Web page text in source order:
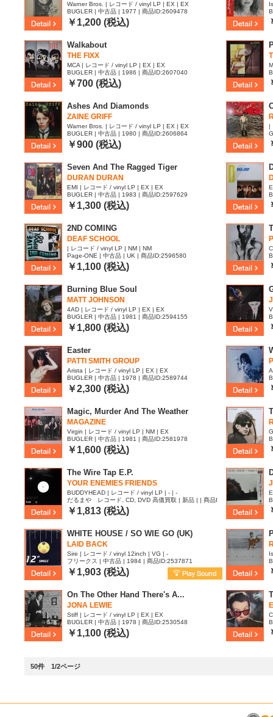
Warner Bros. | レコード / vinyl LP | EX | EX
BUGLER | 中古品 | 1977 | 商品ID:2609478
￥1,200 (税込)
Walkabout
THE FIXX
MCA | レコード / vinyl LP | EX | EX
BUGLER | 中古品 | 1986 | 商品ID:2607040
￥700 (税込)
Ashes And Diamonds
ZAINE GRIFF
Warner Bros. | レコード / vinyl LP | EX | EX
BUGLER | 中古品 | 1980 | 商品ID:2606864
￥900 (税込)
|
|
Seven And The Ragged Tiger
DURAN DURAN
EMI | レコード / vinyl LP | EX | EX
BUGLER | 中古品 | 1983 | 商品ID:2597629
￥1,300 (税込)
2ND COMING
DEAF SCHOOL
| レコード / vinyl LP | NM | NM
Page-ONE | 中古品 | UK | 商品ID:2596580
￥1,100 (税込)
Burning Blue Soul
MATT JOHNSON
4AD | レコード / vinyl LP | EX | EX
BUGLER | 中古品 | 1981 | 商品ID:2594155
￥1,800 (税込)
Easter
PATTI SMITH GROUP
Arista | レコード / vinyl LP | EX | EX
BUGLER | 中古品 | 1978 | 商品ID:2589744
￥2,300 (税込)
Magic, Murder And The Weather
MAGAZINE
Virgin | レコード / vinyl LP | NM | EX
BUGLER | 中古品 | 1981 | 商品ID:2581978
￥1,600 (税込)
The Wire Tap E.P.
YOUR ENEMIES FRIENDS
BUDDYHEAD | レコード / vinyl LP | - | -
だるまや レコード, CD, DVD 高価買取 | 新品 | | 商品I
D:2561213
￥1,813 (税込)
WHITE HOUSE / SO WIE GO (UK)
LAID BACK
Sire | レコード / vinyl 12inch | VG | -
フリークス | 中古品 | 1984 | 商品ID:2537871
￥1,903 (税込)
On The Other Hand There's A...
JONA LEWIE
Stiff | レコード / vinyl LP | EX | EX
BUGLER | 中古品 | 1978 | 商品ID:2530548
￥1,100 (税込)
50件 1/2ページ